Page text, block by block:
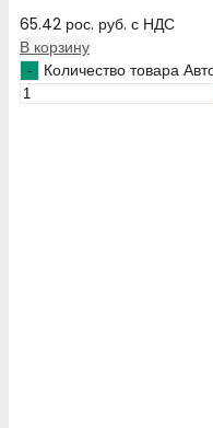
65.42 рос. руб. с НДС
В корзину
Количество товара